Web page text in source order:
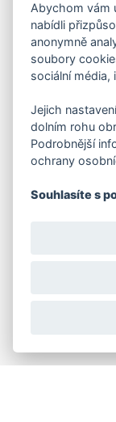
Abychom vám
nabídli
anonymně
soubory
sociální média,
Jejich
dolním rohu
Podrobnější
ochrany
Souhlasíte s